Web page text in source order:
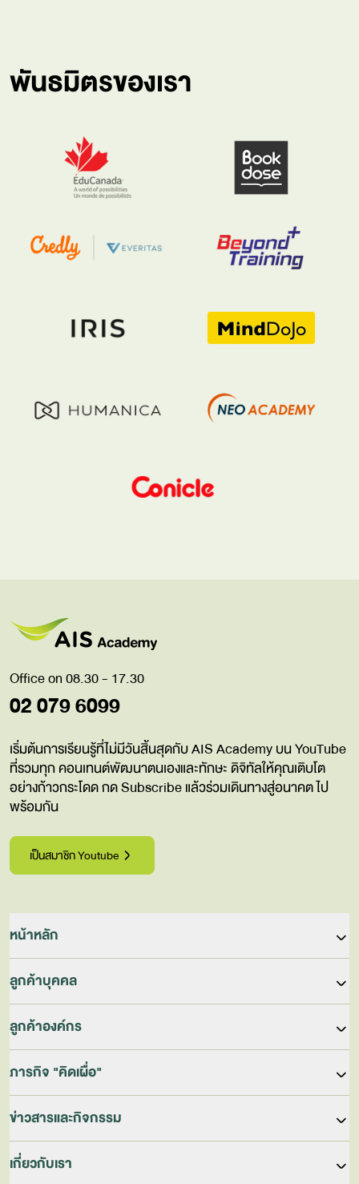
พันธมิตรของเรา
Office on 08.30 - 17.30
02 079 6099
เริ่มต้นการเรียนรู้ที่ไม่มีวันสิ้นสุดกับ AIS Academy บน YouTube
ที่รวมทุก คอนเทนต์พัฒนาตนเองและทักษะ ดิจิทัลให้คุณเติบโต
อย่างก้าวกระโดด กด Subscribe แล้วร่วมเดินทางสู่อนาคต ไป
พร้อมกัน
เป็นสมาชิก Youtube
หน้าหลัก
เข้าสู่ระบบ
ลงทะเบียน
ลูกค้าบุคคล
Online Self Learning (LearnDi for THAIs)
Competency & Assessment
หลักสูตรสำหรับผู้บริหาร
Public Training
ลูกค้าองค์กร
Competency & Assessment
In-House Training
Learning Solutions
LearnDi (Digital Learning Platform)
ภารกิจ "คิดเผื่อ"
AIS Academy X BOI STEM++
PEOPLE TECH CLUB
JUMP THAILAND
ข่าวสารและกิจกรรม
ข่าวสารและกิจกรรม
เกี่ยวกับเรา